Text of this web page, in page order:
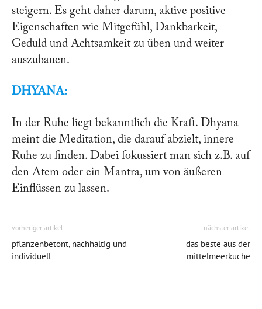
steigern. Es geht daher darum, aktive positive
Eigenschaften wie Mitgefühl, Dankbarkeit,
Geduld und Achtsamkeit zu üben und weiter
auszubauen.
DHYANA:
In der Ruhe liegt bekanntlich die Kraft. Dhyana
meint die Meditation, die darauf abzielt, innere
Ruhe zu finden. Dabei fokussiert man sich z.B. auf
den Atem oder ein Mantra, um von äußeren
Einflüssen zu lassen.
vorheriger artikel
pflanzenbetont, nachhaltig und
individuell
nächster artikel
das beste aus der
mittelmeerküche